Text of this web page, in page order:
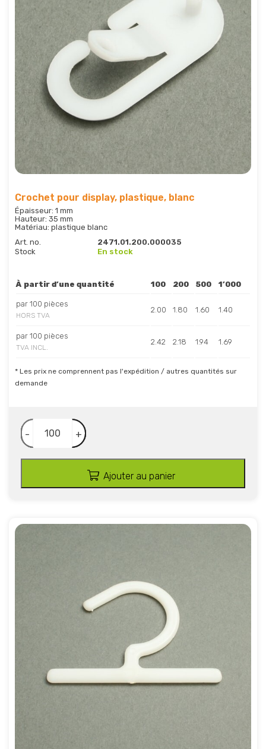
Crochet pour display, plastique, blanc
Épaisseur: 1 mm
Hauteur: 35 mm
Matériau: plastique blanc
Art. no.
2471.01.200.000035
Stock
En stock
À partir d’une quantité 100 200 500 1’000
par 100 pièces
HORS TVA
2.00 1.80 1.60 1.40
par 100 pièces
TVA INCL.
2.42 2.18 1.94 1.69
* Les prix ne comprennent pas l'expédition / autres quantités sur
demande
- +
Ajouter au panier